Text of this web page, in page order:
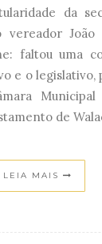
da
vereador João
faltou uma
e o legislativo,
de
LEIA MAIS